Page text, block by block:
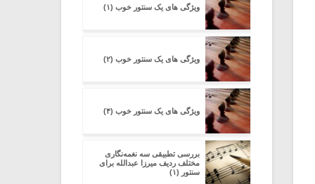
ویژگی های یک سنتور خوب (۱)
ویژگی های یک سنتور خوب (۲)
ویژگی های یک سنتور خوب (۴)
بررسی تطبیقی سه نغمه‌نگاری
مختلف ردیف میرزا عبدالله برای
سنتور (۱)